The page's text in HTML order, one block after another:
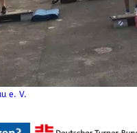
e. V.